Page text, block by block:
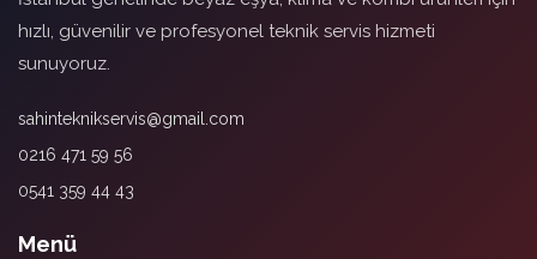
hızlı, güvenilir ve profesyonel teknik servis hizmeti
sunuyoruz.
sahinteknikservis@gmail.com
0216 471 59 56
0541 359 44 43
Menü